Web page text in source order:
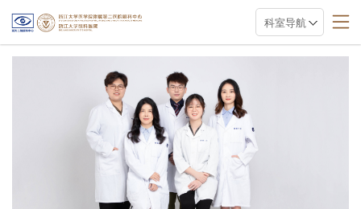
科室导航